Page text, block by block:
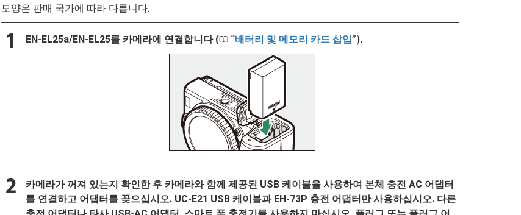
모양은 판매 국가에 따라 다릅니다.
EN-EL25a/EN-EL25를 카메라에 연결합니다 (0 배터리 및 메모리 카드 삽입 ).
카메라가 꺼져 있는지 확인한 후 카메라와 함께 제공된 USB 케이블을 사용하여 본체 충전 AC 어댑터
를 연결하고 어댑터를 꽂으십시오. UC-E21 USB 케이블과 EH-73P 충전 어댑터만 사용하십시오. 다른